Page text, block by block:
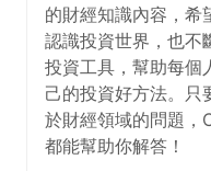
的財經知識內容，希
認識投資世界，也不
投資工具，幫助每個
己的投資好方法。只
於財經領域的問題，
都能幫助你解答！